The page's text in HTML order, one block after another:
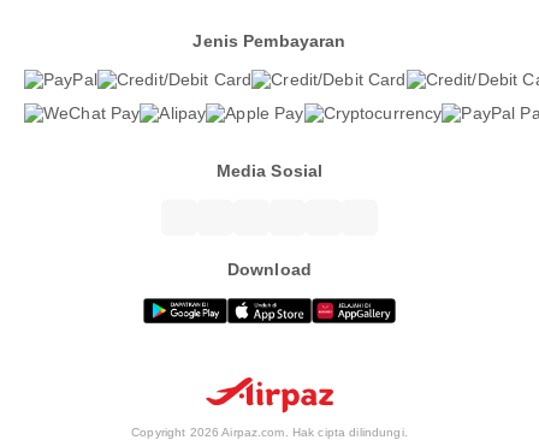
Jenis Pembayaran
Media Sosial
Download
Copyright 2026 Airpaz.com. Hak cipta dilindungi.